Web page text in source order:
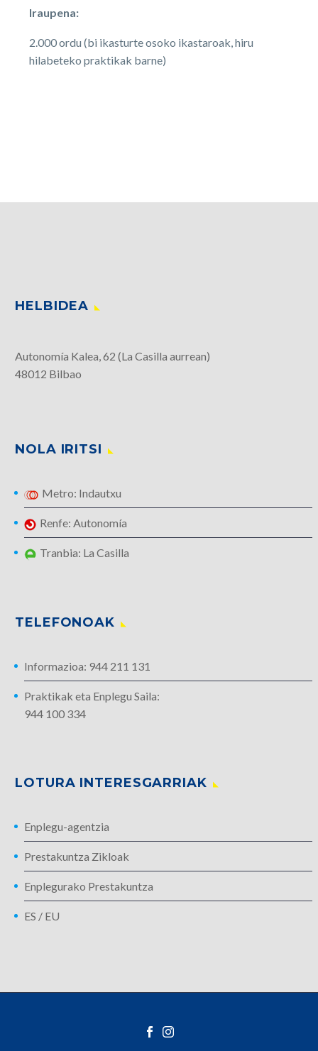
Iraupena:
2.000 ordu (bi ikasturte osoko ikastaroak, hiru
hilabeteko praktikak barne)
HELBIDEA
Autonomía Kalea, 62 (La Casilla aurrean)
48012 Bilbao
NOLA IRITSI
Metro: Indautxu
Renfe: Autonomía
Tranbia: La Casilla
TELEFONOAK
Informazioa: 944 211 131
Praktikak eta Enplegu Saila:
944 100 334
LOTURA INTERESGARRIAK
Enplegu-agentzia
Prestakuntza Zikloak
Enplegurako Prestakuntza
ES / EU